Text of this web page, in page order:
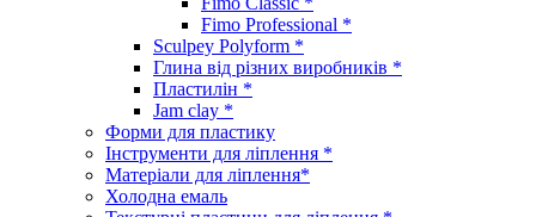
Fimo Professional *
Sculpey Polyform *
Глина від різних виробників *
Пластилін *
Jam clay *
Форми для пластику
Інструменти для ліплення *
Матеріали для ліплення*
Холодна емаль